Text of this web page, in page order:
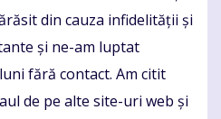
din cauza infidelității și
și ne-am luptat
fără contact. Am citit
de pe alte site-uri web și